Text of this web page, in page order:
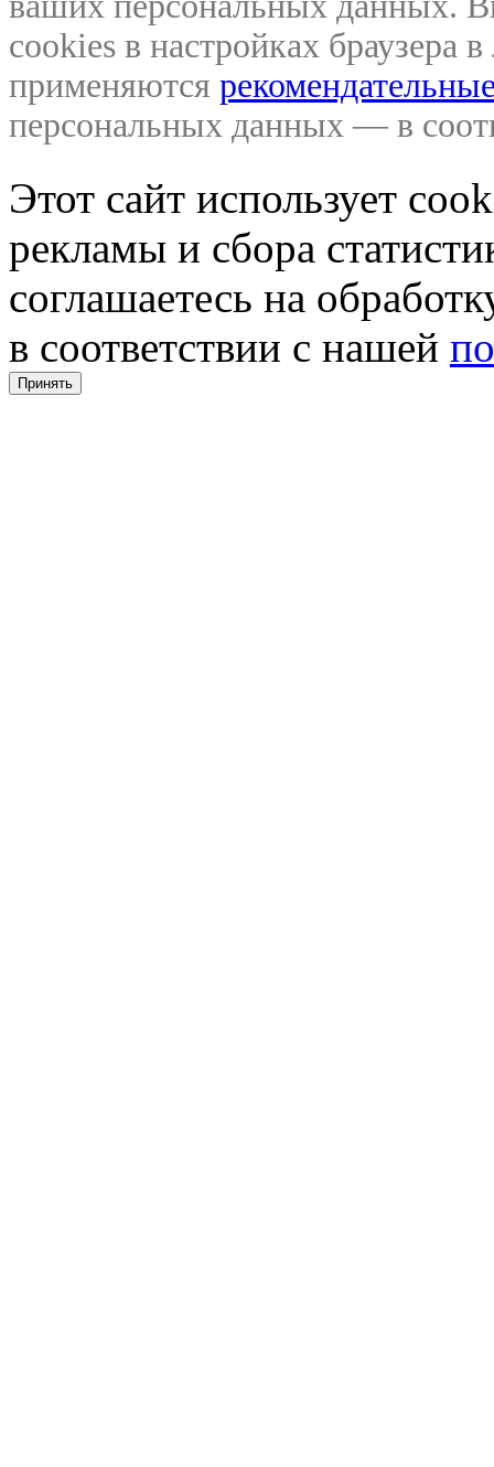
cookies в настройках браузера
применяются
персональных данных — в
Этот сайт использует
рекламы и сбора
соглашаетесь на
в соответствии с нашей
Принять